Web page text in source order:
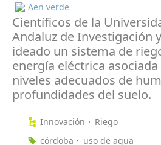
Aen verde
Científicos de la
Andaluz de Investigación
ideado un sistema de
energía eléctrica
niveles adecuados de
profundidades del suelo.
Innovación
Riego
córdoba
uso de agua